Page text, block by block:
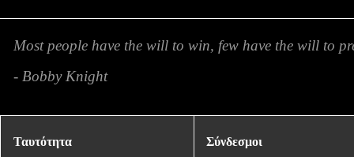
Most people have the will to win, few have the will to
- Bobby Knight
Ταυτότητα Σύνδεσμοι